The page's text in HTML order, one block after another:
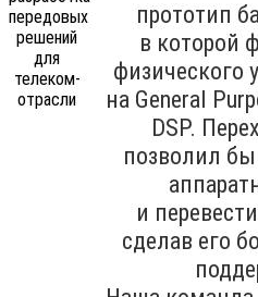
прототип
в которой
физического
на General
DSP.
позволил
и
сделав его